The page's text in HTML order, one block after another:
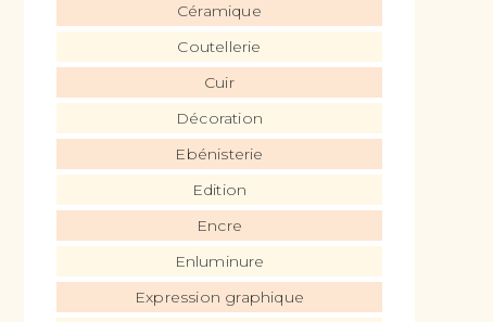
Céramique
Coutellerie
Cuir
Décoration
Ebénisterie
Edition
Encre
Enluminure
Expression graphique